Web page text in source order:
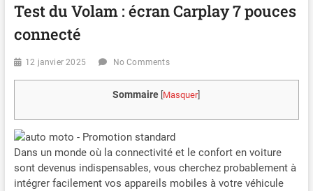
Test du Volam : écran Carplay 7 pouces
connecté
12 janvier 2025 No Comments
Sommaire Masquer]
Dans un monde où la connectivité et le confort en voiture
sont devenus indispensables, vous cherchez probablement à
intégrer facilement vos appareils mobiles à votre véhicule